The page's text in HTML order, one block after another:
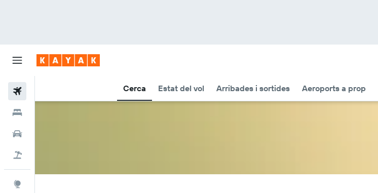
Cerca Estat del vol Arribades i sortides Aeroports a prop
YAV